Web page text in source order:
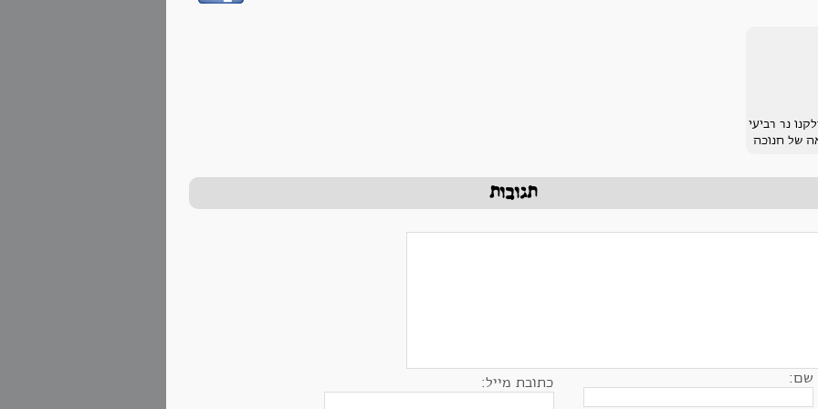
נר רביעי
של חנוכה
תגובות
שם: כתובת מייל: